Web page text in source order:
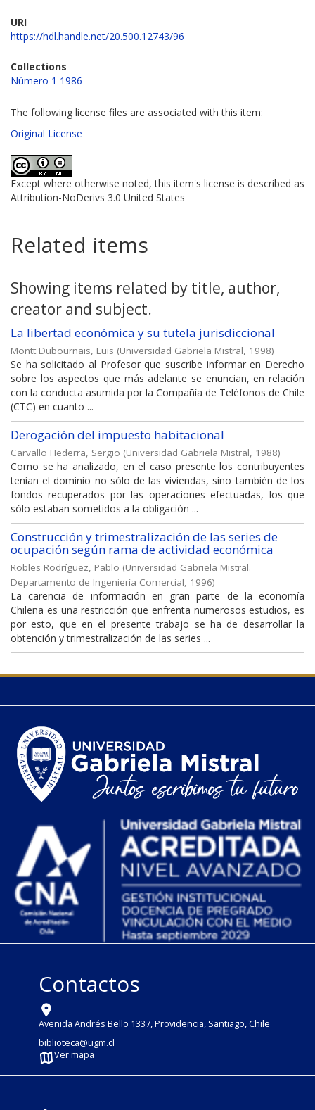
URI
https://hdl.handle.net/20.500.12743/96
Collections
Número 1 1986
The following license files are associated with this item:
Original License
Except where otherwise noted, this item's license is described as
Attribution-NoDerivs 3.0 United States
Related items
Showing items related by title, author,
creator and subject.
La libertad económica y su tutela jurisdiccional
Montt Dubournais, Luis (Universidad Gabriela Mistral, 1998)
Se ha solicitado al Profesor que suscribe informar en Derecho
sobre los aspectos que más adelante se enuncian, en relación
con la conducta asumida por la Compañía de Teléfonos de Chile
(CTC) en cuanto ...
Derogación del impuesto habitacional
Carvallo Hederra, Sergio (Universidad Gabriela Mistral, 1988)
Como se ha analizado, en el caso presente los contribuyentes
tenían el dominio no sólo de las viviendas, sino también de los
fondos recuperados por las operaciones efectuadas, los que
sólo estaban sometidos a la obligación ...
Construcción y trimestralización de las series de
ocupación según rama de actividad económica
Robles Rodríguez, Pablo (Universidad Gabriela Mistral.
Departamento de Ingeniería Comercial, 1996)
La carencia de información en gran parte de la economía
Chilena es una restricción que enfrenta numerosos estudios, es
por esto, que en el presente trabajo se ha de desarrollar la
obtención y trimestralización de las series ...
Contactos
Avenida Andrés Bello 1337, Providencia, Santiago, Chile
biblioteca@ugm.cl
Ver mapa